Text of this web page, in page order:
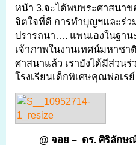
หน้า 3.จะได้พบพระศาสนา
จิตใจที่ดี การทำบุญฯและร่
ปรารถนา…. แพนเองในฐา
เจ้าภาพในงานเทศน์มหาชา
ศาสนาแล้ว เรายังได้มีส่วน
โรงเรียนเด็กพิเศษคุณพ่อเร
@ จอย – ดร. ศิริลักษณ์